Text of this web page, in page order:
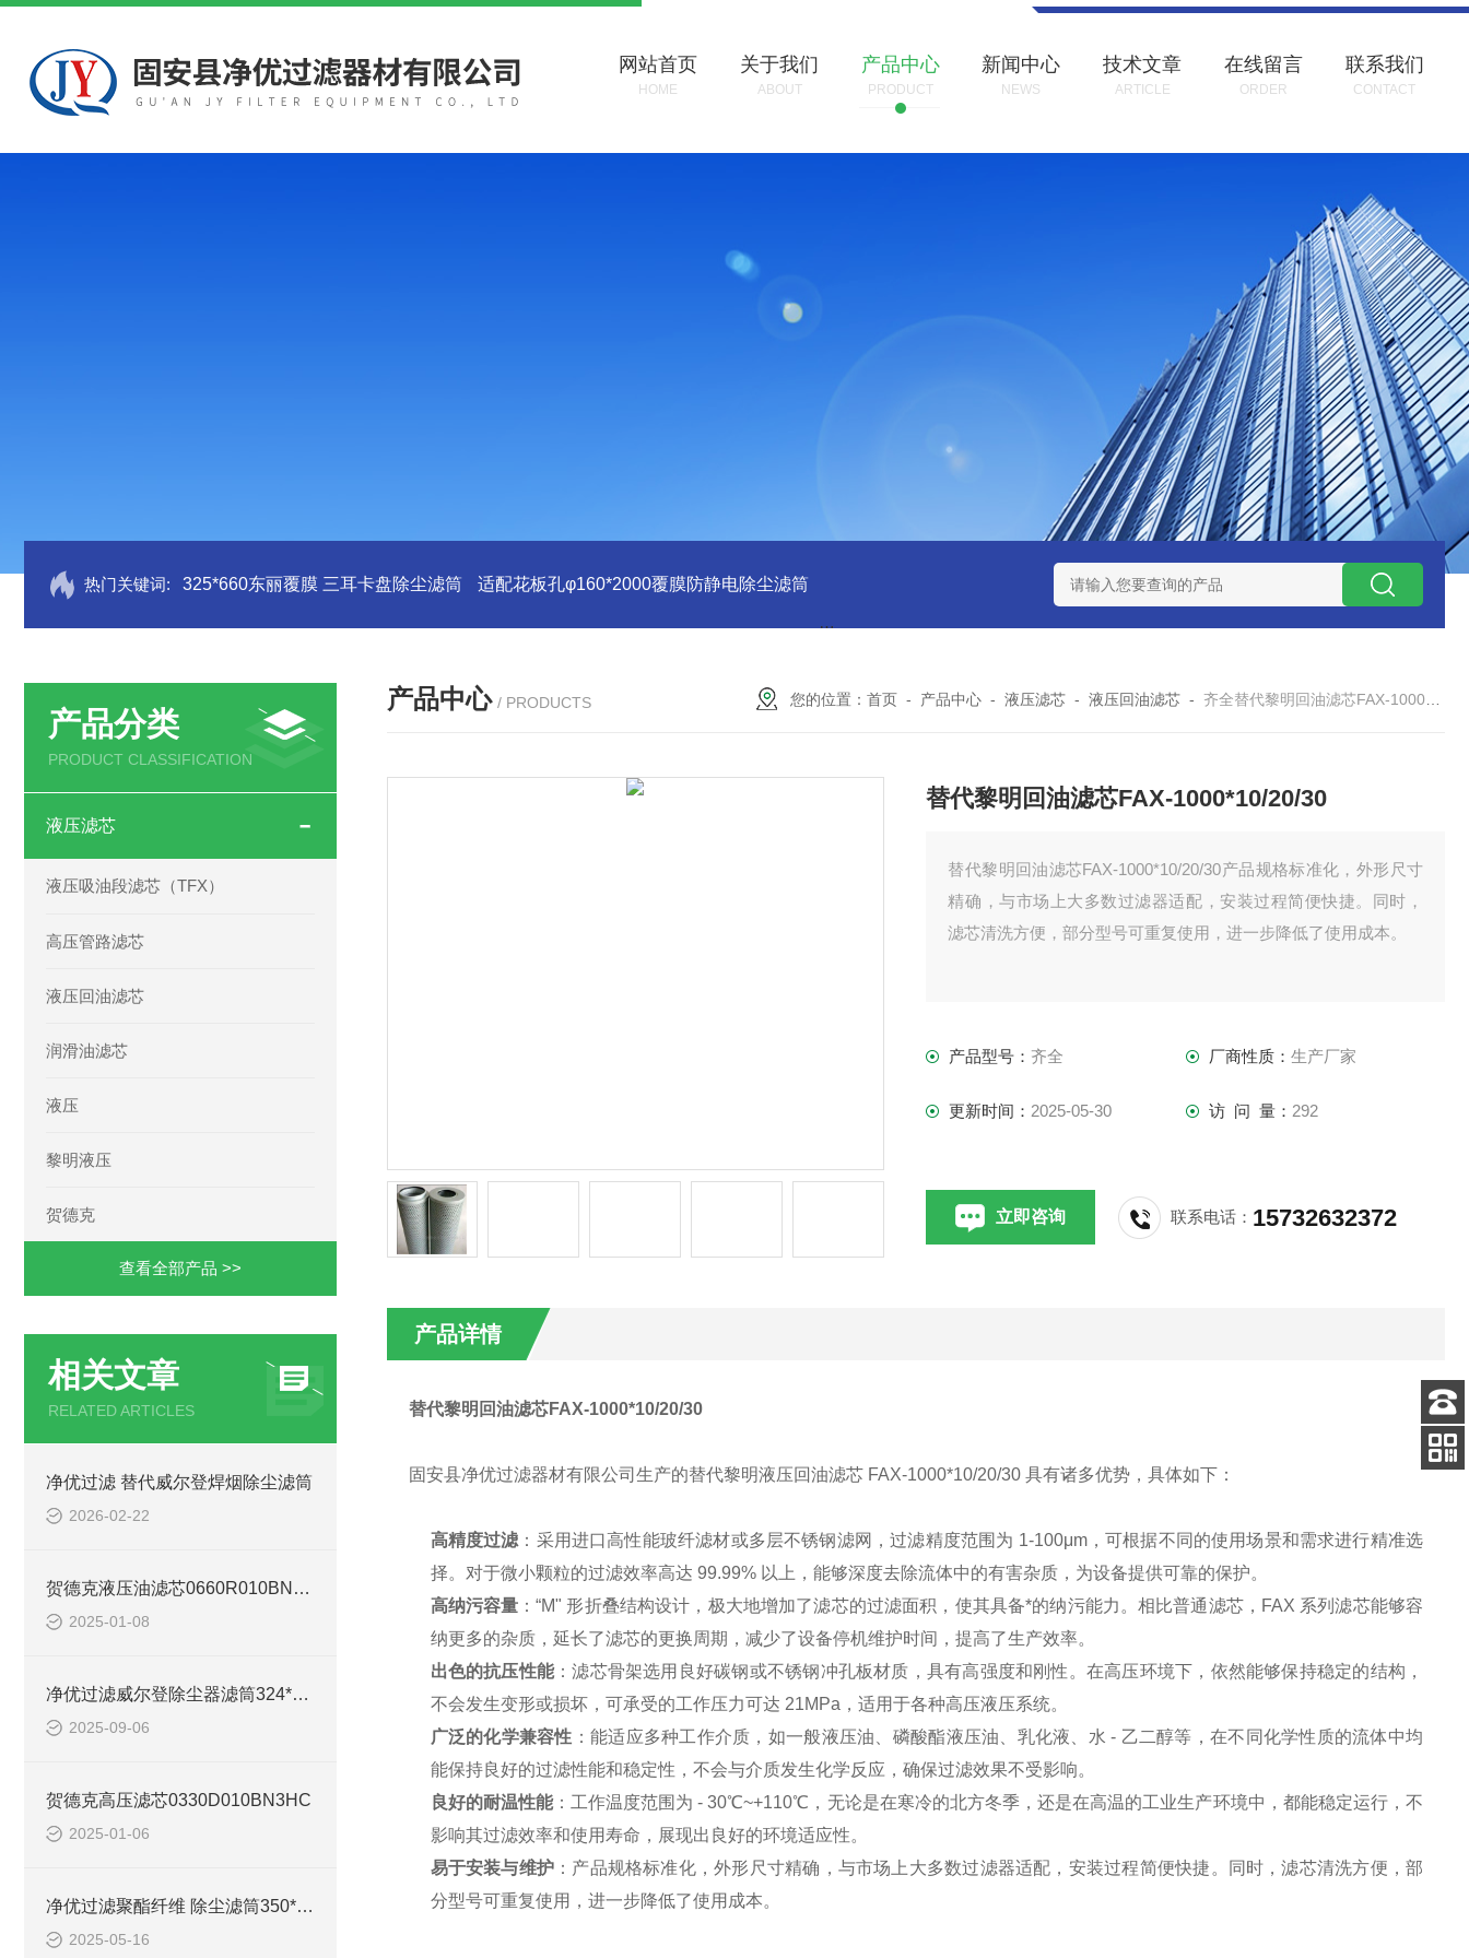
网站首页
HOME
关于我们
ABOUT
产品中心
PRODUCT
新闻中心
NEWS
技术文章
ARTICLE
在线留言
ORDER
联系我们
CONTACT
热门关键词: 325*660东丽覆膜 三耳卡盘除尘滤筒 适配花板孔φ160*2000覆膜防静电除尘滤筒 PU注胶 花板孔φ157*500防静电除尘滤芯 电焊车间 六耳快拆除尘滤筒 环保排放达
产品分类
PRODUCT CLASSIFICATION
液压滤芯
液压吸油段滤芯（TFX）
高压管路滤芯
液压回油滤芯
润滑油滤芯
液压
黎明液压
贺德克
查看全部产品 >>
相关文章
RELATED ARTICLES
净优过滤 替代威尔登焊烟除尘滤筒
2026-02-22
贺德克液压油滤芯0660R010BN4HC
2025-01-08
净优过滤威尔登除尘器滤筒324*860使用说明
2025-09-06
贺德克高压滤芯0330D010BN3HC
2025-01-06
净优过滤聚酯纤维 除尘滤筒350*660处理风量
2025-05-16
产品中心 / PRODUCTS 您的位置：首页 - 产品中心 -液压滤芯 -液压回油滤芯 -齐全替代黎明回油滤芯FAX-1000*10/20/30
替代黎明回油滤芯FAX-1000*10/20/30
替代黎明回油滤芯FAX-1000*10/20/30产品规格标准化，外形尺寸
精确，与市场上大多数过滤器适配，安装过程简便快捷。同时，
滤芯清洗方便，部分型号可重复使用，进一步降低了使用成本。
产品型号： 齐全 厂商性质： 生产厂家
更新时间： 2025-05-30 访 问 量： 292
立即咨询 联系电话： 15732632372
产品详情
替代黎明回油滤芯FAX-1000*10/20/30
固安县净优过滤器材有限公司生产的替代黎明液压回油滤芯 FAX-1000*10/20/30 具有诸多优势，具体如下：
高精度过滤 ：采用进口高性能玻纤滤材或多层不锈钢滤网，过滤精度范围为 1-100μm，可根据不同的使用场景和需求进行精准选
择。对于微小颗粒的过滤效率高达 99.99% 以上，能够深度去除流体中的有害杂质，为设备提供可靠的保护。
高纳污容量 ：“M" 形折叠结构设计，极大地增加了滤芯的过滤面积，使其具备*的纳污能力。相比普通滤芯，FAX 系列滤芯能够容
纳更多的杂质，延长了滤芯的更换周期，减少了设备停机维护时间，提高了生产效率。
出色的抗压性能：滤芯骨架选用良好碳钢或不锈钢冲孔板材质，具有高强度和刚性。在高压环境下，依然能够保持稳定的结构，
不会发生变形或损坏，可承受的工作压力可达 21MPa，适用于各种高压液压系统。
广泛的化学兼容性 ：能适应多种工作介质，如一般液压油、磷酸酯液压油、乳化液、水 - 乙二醇等，在不同化学性质的流体中均
能保持良好的过滤性能和稳定性，不会与介质发生化学反应，确保过滤效果不受影响。
良好的耐温性能：工作温度范围为 - 30℃~+110℃，无论是在寒冷的北方冬季，还是在高温的工业生产环境中，都能稳定运行，不
影响其过滤效率和使用寿命，展现出良好的环境适应性。
易于安装与维护 ：产品规格标准化，外形尺寸精确，与市场上大多数过滤器适配，安装过程简便快捷。同时，滤芯清洗方便，部
分型号可重复使用，进一步降低了使用成本。
客服
电话